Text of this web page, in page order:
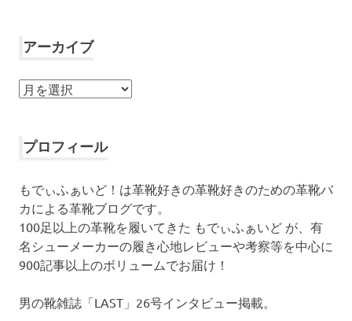
アーカイブ
ア
イ
プロフィール
もでぃふぁいど！は革靴好きの革靴好きのための革靴バ
カによる革靴ブログです。
100足以上の革靴を履いてきた もでぃふぁいど が、有
名シューメーカーの履き心地レビューや考察等を中心に
900記事以上のボリュームでお届け！
男の靴雑誌「LAST」26号インタビュー掲載。